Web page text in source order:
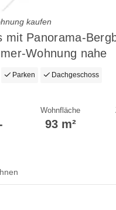
kaufen
mit Panorama-
Wohnung nahe
Parken Dachgeschoss
Wohnfläche
93 m²